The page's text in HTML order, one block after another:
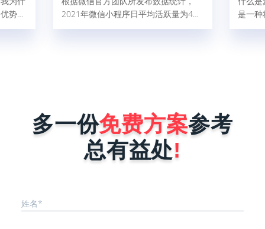
势：
一个
2021年微信小程序日平均活跃量为4、
5亿人，这比2020年增加了32%，由此
进行报价时，完全是按照企业小程序需
求来决定，具体报价影响因素有以下这
几点。1、小程序的功能确定不同行
是一
的支
多一份免费方案参考
总有益处!
姓名*